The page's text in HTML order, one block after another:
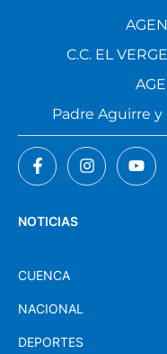
NOTICIAS
CUENCA
NACIONAL
DEPORTES
C.C. EL
Padre Aguirre y